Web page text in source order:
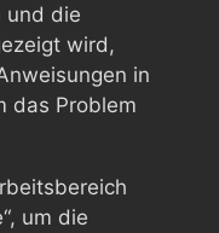
und die
wird,
in
das Problem
um die